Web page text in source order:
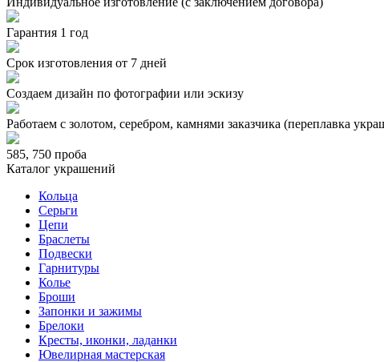
Гарантия 1 год
Срок изготовления от 7 дней
Создаем дизайн по фотографии или эскизу
Работаем с золотом, серебром, камнями заказчика (переплавка
585, 750 проба
Каталог украшений
Кольца
Серьги
Цепи
Браслеты
Подвески
Гарнитуры
Колье
Броши
Запонки и зажимы
Брелоки
Кресты, иконки, ладанки
Ювелирная мастерская